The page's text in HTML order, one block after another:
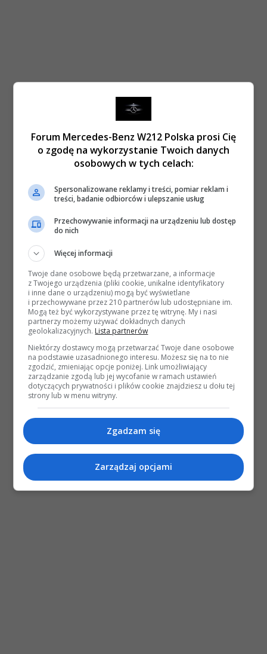
Forum Mercedes-Benz W212 Polska prosi Cię
o zgodę na wykorzystanie Twoich danych
osobowych w tych celach:
Spersonalizowane reklamy i treści, pomiar reklam i
treści, badanie odbiorców i ulepszanie usług
Przechowywanie informacji na urządzeniu lub dostęp
do nich
Więcej informacji
Twoje dane osobowe będą przetwarzane, a informacje
z Twojego urządzenia (pliki cookie, unikalne identyfikatory
i inne dane o urządzeniu) mogą być wyświetlane
i przechowywane przez 210 partnerów lub udostępniane im.
Mogą też być wykorzystywane przez tę witrynę. My i nasi
partnerzy możemy używać dokładnych danych
geolokalizacyjnych. Lista partnerów
Niektórzy dostawcy mogą przetwarzać Twoje dane osobowe
na podstawie uzasadnionego interesu. Możesz się na to nie
zgodzić, zmieniając opcje poniżej. Link umożliwiający
zarządzanie zgodą lub jej wycofanie w ramach ustawień
dotyczących prywatności i plików cookie znajdziesz u dołu tej
strony lub w menu witryny.
Zgadzam się
Zarządzaj opcjami